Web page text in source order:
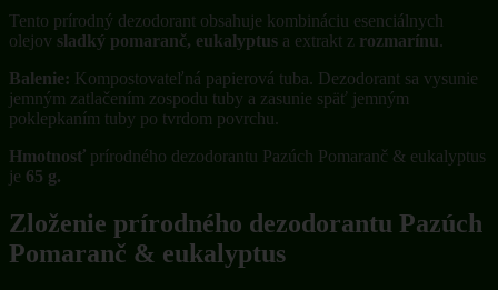
Tento prírodný dezodorant obsahuje kombináciu esenciálnych
olejov sladký pomaranč, eukalyptus a extrakt z rozmarínu.
Balenie: Kompostovateľná papierová tuba. Dezodorant sa vysunie
jemným zatlačením zospodu tuby a zasunie späť jemným
poklepkaním tuby po tvrdom povrchu.
Hmotnosť prírodného dezodorantu Pazúch Pomaranč & eukalyptus
je 65 g.
Zloženie prírodného dezodorantu Pazúch
Pomaranč & eukalyptus